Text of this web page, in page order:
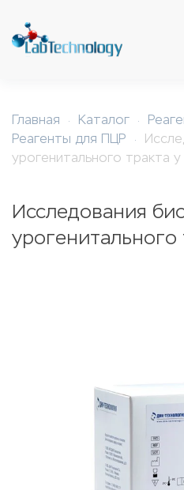
Перейти к
Главная Каталог
Реагенты для ПЦР
урогенитального тракта
Исследования